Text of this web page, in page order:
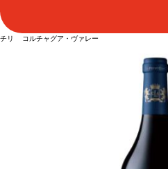
チリ コルチャグア・ヴァレー